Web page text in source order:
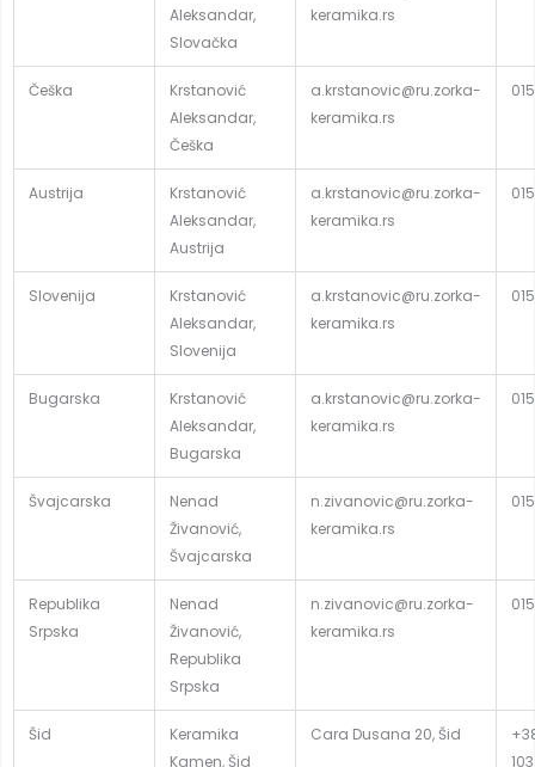
Aleksandar,
Slovačka
keramika.rs
Češka
Krstanović
Aleksandar,
Češka
a.krstanovic@ru.zorka-
keramika.rs
Austrija
Krstanović
Aleksandar,
Austrija
a.krstanovic@ru.zorka-
keramika.rs
Slovenija
Krstanović
Aleksandar,
Slovenija
a.krstanovic@ru.zorka-
keramika.rs
Bugarska
Krstanović
Aleksandar,
Bugarska
a.krstanovic@ru.zorka-
keramika.rs
Švajcarska
Nenad
Živanović,
Švajcarska
n.zivanovic@ru.zorka-
keramika.rs
Republika
Srpska
Nenad
Živanović,
Republika
Srpska
n.zivanovic@ru.zorka-
keramika.rs
Šid
Keramika
Kamen, Šid
Cara Dusana 20, Šid
103